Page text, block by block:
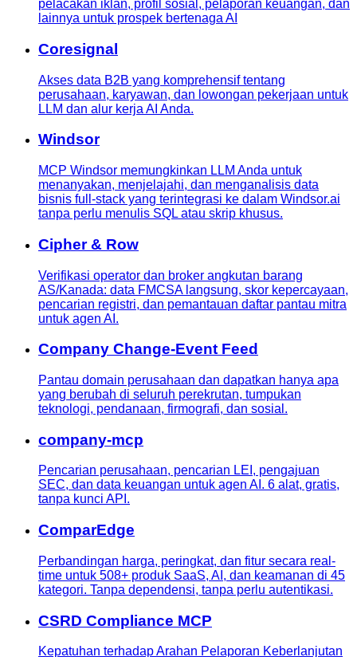
pelacakan iklan, profil sosial, pelaporan keuangan, dan
lainnya untuk prospek bertenaga AI
Coresignal
Akses data B2B yang komprehensif tentang
perusahaan, karyawan, dan lowongan pekerjaan untuk
LLM dan alur kerja AI Anda.
Windsor
MCP Windsor memungkinkan LLM Anda untuk
menanyakan, menjelajahi, dan menganalisis data
bisnis full-stack yang terintegrasi ke dalam Windsor.ai
tanpa perlu menulis SQL atau skrip khusus.
Cipher & Row
Verifikasi operator dan broker angkutan barang
AS/Kanada: data FMCSA langsung, skor kepercayaan,
pencarian registri, dan pemantauan daftar pantau mitra
untuk agen AI.
Company Change-Event Feed
Pantau domain perusahaan dan dapatkan hanya apa
yang berubah di seluruh perekrutan, tumpukan
teknologi, pendanaan, firmografi, dan sosial.
company-mcp
Pencarian perusahaan, pencarian LEI, pengajuan
SEC, dan data keuangan untuk agen AI. 6 alat, gratis,
tanpa kunci API.
ComparEdge
Perbandingan harga, peringkat, dan fitur secara real-
time untuk 508+ produk SaaS, AI, dan keamanan di 45
kategori. Tanpa dependensi, tanpa perlu autentikasi.
CSRD Compliance MCP
Kepatuhan terhadap Arahan Pelaporan Keberlanjutan